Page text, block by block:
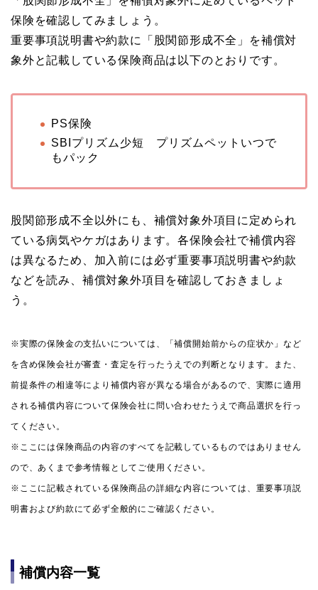
保険を確認してみましょう。
重要事項説明書や約款に「股関節形成不全」を補償対
象外と記載している保険商品は以下のとおりです。
PS保険
SBIプリズム少短 プリズムペットいつで
もパック
股関節形成不全以外にも、補償対象外項目に定められ
ている病気やケガはあります。各保険会社で補償内容
は異なるため、加入前には必ず重要事項説明書や約款
などを読み、補償対象外項目を確認しておきましょ
う。
※実際の保険金の支払いについては、「補償開始前からの症状か」など
を含め保険会社が審査・査定を行ったうえでの判断となります。また、
前提条件の相違等により補償内容が異なる場合があるので、実際に適用
される補償内容について保険会社に問い合わせたうえで商品選択を行っ
てください。
※ここには保険商品の内容のすべてを記載しているものではありません
ので、あくまで参考情報としてご使用ください。
※ここに記載されている保険商品の詳細な内容については、重要事項説
明書および約款にて必ず全般的にご確認ください。
補償内容一覧